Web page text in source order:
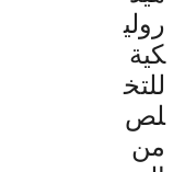
رولي
كية
للتخ
لص
من